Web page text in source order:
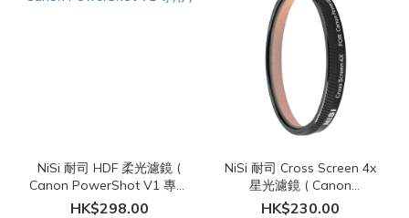
NiSi 耐司 HDF 柔光濾鏡 (
Canon PowerShot V1 專用
)
HK$298.00
NiSi 耐司 Cross Screen 4x
星光濾鏡 ( Canon
PowerShot V1 專用 )
HK$230.00